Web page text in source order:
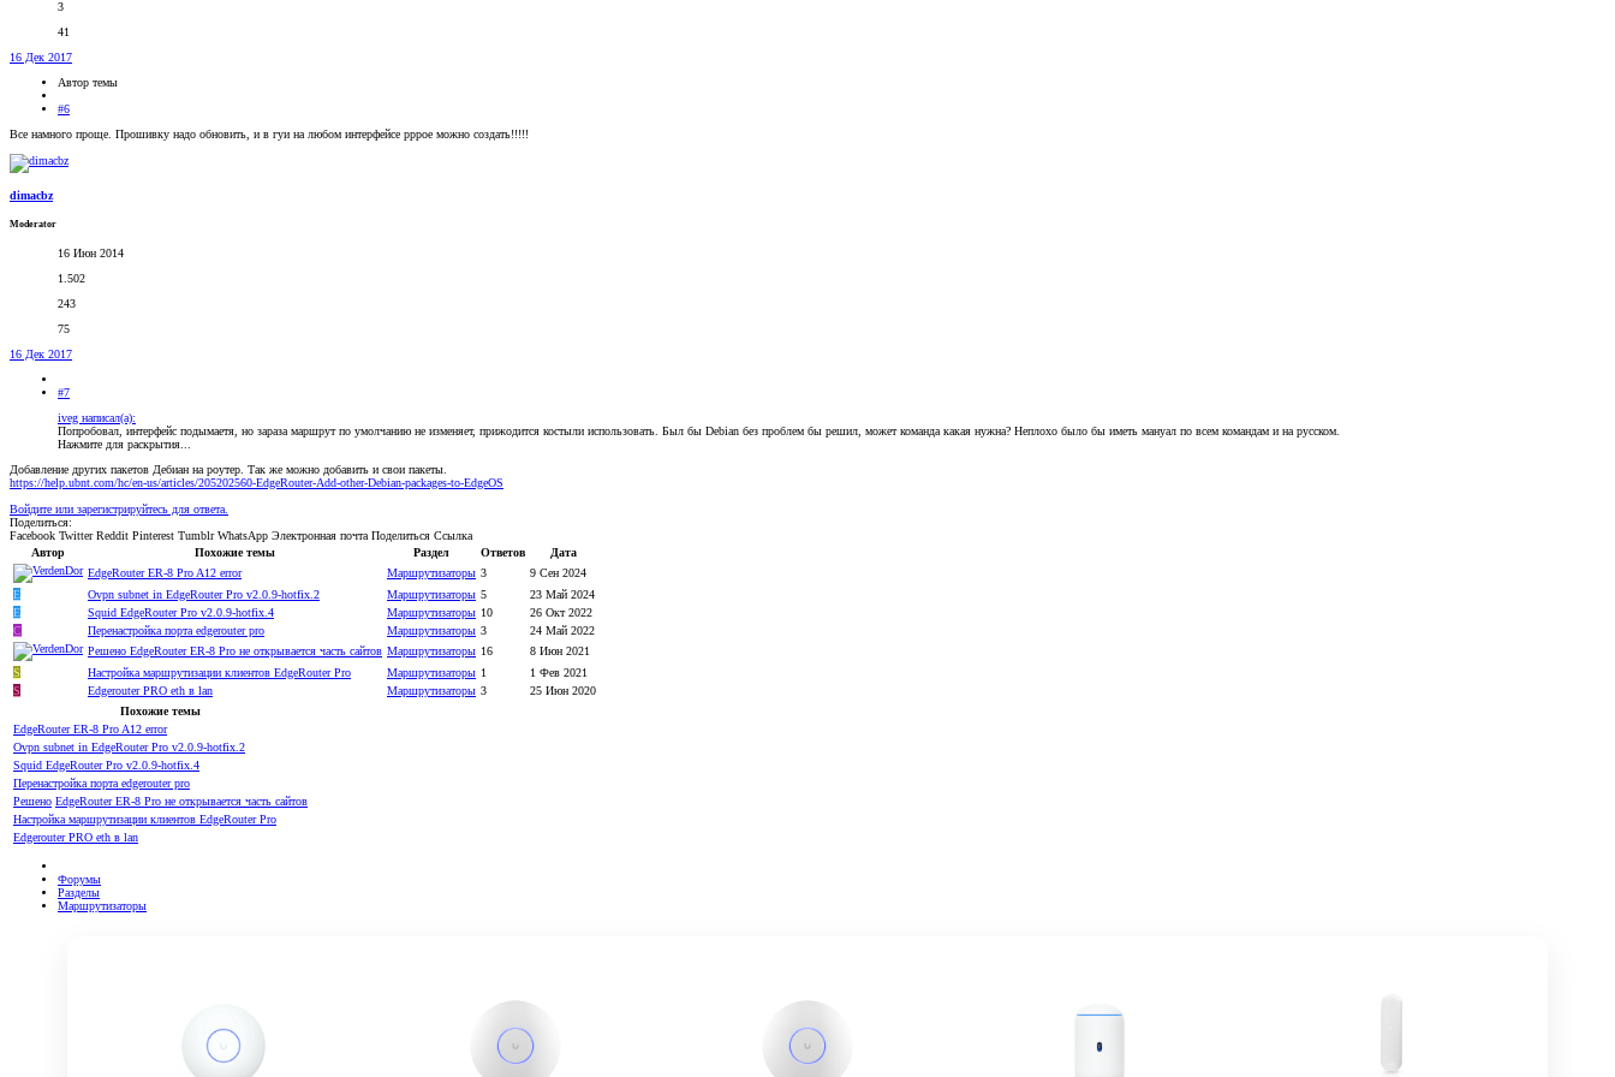
3
41
16 Дек 2017
Автор темы
#6
Все намного проще. Прошивку надо обновить, и в гуи на любом интерфейсе pppoe можно создать!!!!!
dimacbz
Moderator
16 Июн 2014
1.502
243
75
16 Дек 2017
#7
iveg написал(а):
Попробовал, интерфейс подымаетя, но зараза маршрут по умолчанию не изменяет, прижодится костыли использовать. Был бы Debian без проблем бы решил, может команда какая нужна? Неплохо было бы иметь мануал по всем командам и на русском.
Нажмите для раскрытия...
Добавление других пакетов Дебиан на роутер. Так же можно добавить и свои пакеты.
https://help.ubnt.com/hc/en-us/articles/205202560-EdgeRouter-Add-other-Debian-packages-to-EdgeOS
Войдите или зарегистрируйтесь для ответа.
Поделиться:
Facebook Twitter Reddit Pinterest Tumblr WhatsApp Электронная почта Поделиться Ссылка
Автор
Похожие темы Раздел Ответов
Дата
EdgeRouter ER-8 Pro A12 error
Маршрутизаторы 3
9 Сен 2024
E
Ovpn subnet in EdgeRouter Pro v2.0.9-hotfix.2 Маршрутизаторы 5
23 Май 2024
E
Squid EdgeRouter Pro v2.0.9-hotfix.4 Маршрутизаторы 10
26 Окт 2022
C
Перенастройка порта edgerouter pro Маршрутизаторы 3
24 Май 2022
Решено EdgeRouter ER-8 Pro не открывается часть сайтов Маршрутизаторы 16
8 Июн 2021
S
Настройка маршрутизации клиентов EdgeRouter Pro Маршрутизаторы 1
1 Фев 2021
S
Edgerouter PRO eth в lan Маршрутизаторы 3
25 Июн 2020
Похожие темы
EdgeRouter ER-8 Pro A12 error
Ovpn subnet in EdgeRouter Pro v2.0.9-hotfix.2
Squid EdgeRouter Pro v2.0.9-hotfix.4
Перенастройка порта edgerouter pro
Решено EdgeRouter ER-8 Pro не открывается часть сайтов
Настройка маршрутизации клиентов EdgeRouter Pro
Edgerouter PRO eth в lan
Форумы
Разделы
Маршрутизаторы